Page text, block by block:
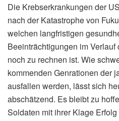
Die Krebserkrankungen der
nach der Katastrophe von
welchen langfristigen
Beeinträchtigungen im
noch zu rechnen ist. Wie
kommenden Genrationen der
ausfallen werden, lässt sich
abschätzend. Es bleibt zu
Soldaten mit ihrer Klage